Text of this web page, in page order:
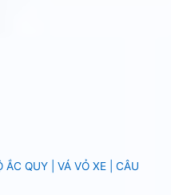
QUY | VÁ VỎ XE | CÂU